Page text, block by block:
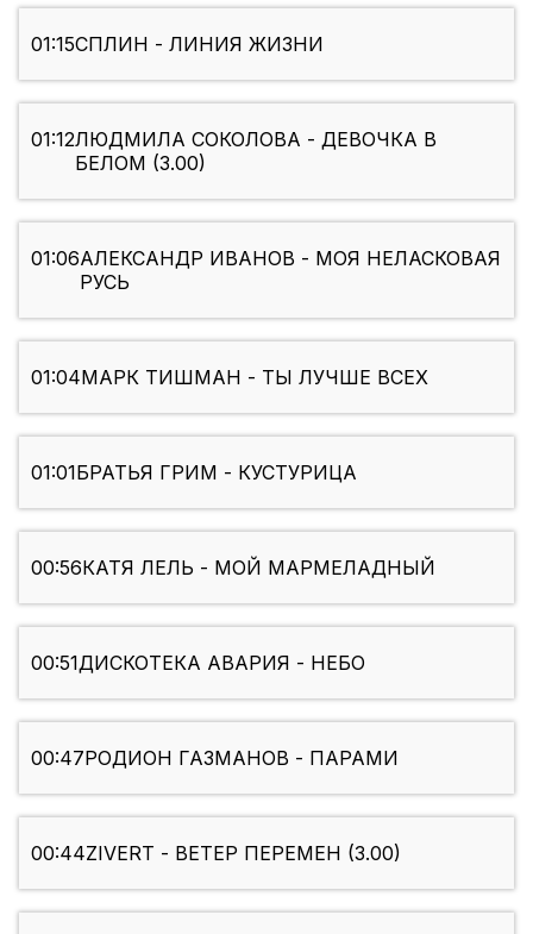
01:15СПЛИН - ЛИНИЯ ЖИЗНИ
01:12ЛЮДМИЛА СОКОЛОВА - ДЕВОЧКА В
БЕЛОМ (3.00)
01:06АЛЕКСАНДР ИВАНОВ - МОЯ НЕЛАСКОВАЯ
РУСЬ
01:04МАРК ТИШМАН - ТЫ ЛУЧШЕ ВСЕХ
01:01БРАТЬЯ ГРИМ - КУСТУРИЦА
00:56КАТЯ ЛЕЛЬ - МОЙ МАРМЕЛАДНЫЙ
00:51ДИСКОТЕКА АВАРИЯ - НЕБО
00:47РОДИОН ГАЗМАНОВ - ПАРАМИ
00:44ZIVERT - ВЕТЕР ПЕРЕМЕН (3.00)